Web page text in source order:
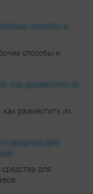
способы и
как разместить их
для